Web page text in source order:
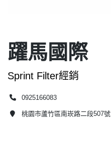
躍馬國際
Sprint Filter經銷
0925166083
桃園市蘆竹區南崁路二段507號